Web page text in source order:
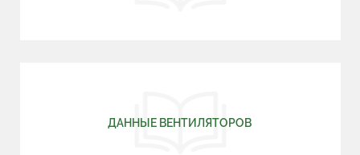
ДАННЫЕ ВЕНТИЛЯТОРОВ